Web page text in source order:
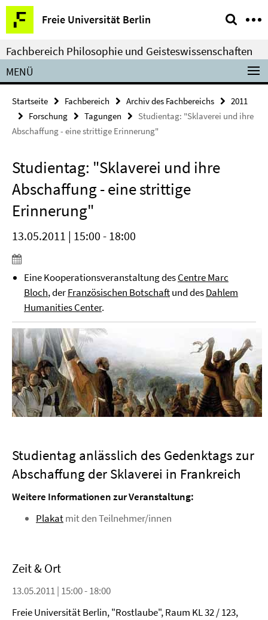
Springe
direkt
zu
Inhalt
Freie Universität Berlin
Service-
Navigation
Fachbereich Philosophie und Geisteswissenschaften
MENÜ
Startseite Fachbereich Archiv des Fachbereichs
2011
Forschung
Tagungen
Studientag: "Sklaverei und ihre
Abschaffung - eine strittige Erinnerung"
Studientag: "Sklaverei und ihre
Abschaffung - eine strittige
Erinnerung"
13.05.2011 | 15:00 - 18:00
Eine Kooperationsveranstaltung desCentre Marc
Bloch, derFranzösischen Botschaftund desDahlem
Humanities Center.
Studientag anlässlich des Gedenktags zur
Abschaffung der Sklaverei in Frankreich
Weitere Informationen zur Veranstaltung:
Plakatmit den Teilnehmer/innen
Zeit & Ort
13.05.2011 | 15:00 - 18:00
Freie Universität Berlin, "Rostlaube", Raum KL 32 / 123,